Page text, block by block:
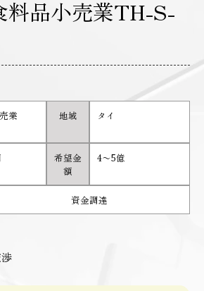
料品小売業TH-S-
業 地域 タイ
希望金
額
4〜5億
資金調達